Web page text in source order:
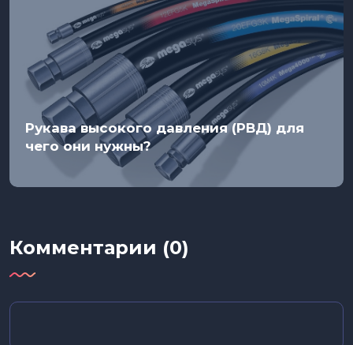
Рукава высокого давления (РВД) для
чего они нужны?
Комментарии (0)